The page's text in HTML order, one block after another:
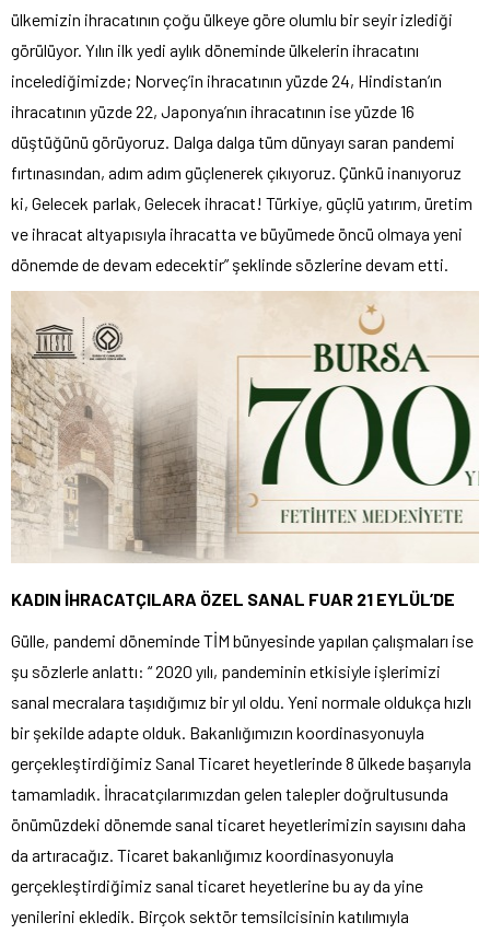
ülkemizin ihracatının çoğu ülkeye göre olumlu bir seyir izlediği
görülüyor. Yılın ilk yedi aylık döneminde ülkelerin ihracatını
incelediğimizde; Norveç’in ihracatının yüzde 24, Hindistan’ın
ihracatının yüzde 22, Japonya’nın ihracatının ise yüzde 16
düştüğünü görüyoruz. Dalga dalga tüm dünyayı saran pandemi
fırtınasından, adım adım güçlenerek çıkıyoruz. Çünkü inanıyoruz
ki, Gelecek parlak, Gelecek ihracat! Türkiye, güçlü yatırım, üretim
ve ihracat altyapısıyla ihracatta ve büyümede öncü olmaya yeni
dönemde de devam edecektir” şeklinde sözlerine devam etti.
KADIN İHRACATÇILARA ÖZEL SANAL FUAR 21 EYLÜL’DE
Gülle, pandemi döneminde TİM bünyesinde yapılan çalışmaları ise
şu sözlerle anlattı: “ 2020 yılı, pandeminin etkisiyle işlerimizi
sanal mecralara taşıdığımız bir yıl oldu. Yeni normale oldukça hızlı
bir şekilde adapte olduk. Bakanlığımızın koordinasyonuyla
gerçekleştirdiğimiz Sanal Ticaret heyetlerinde 8 ülkede başarıyla
tamamladık. İhracatçılarımızdan gelen talepler doğrultusunda
önümüzdeki dönemde sanal ticaret heyetlerimizin sayısını daha
da artıracağız. Ticaret bakanlığımız koordinasyonuyla
gerçekleştirdiğimiz sanal ticaret heyetlerine bu ay da yine
yenilerini ekledik. Birçok sektör temsilcisinin katılımıyla